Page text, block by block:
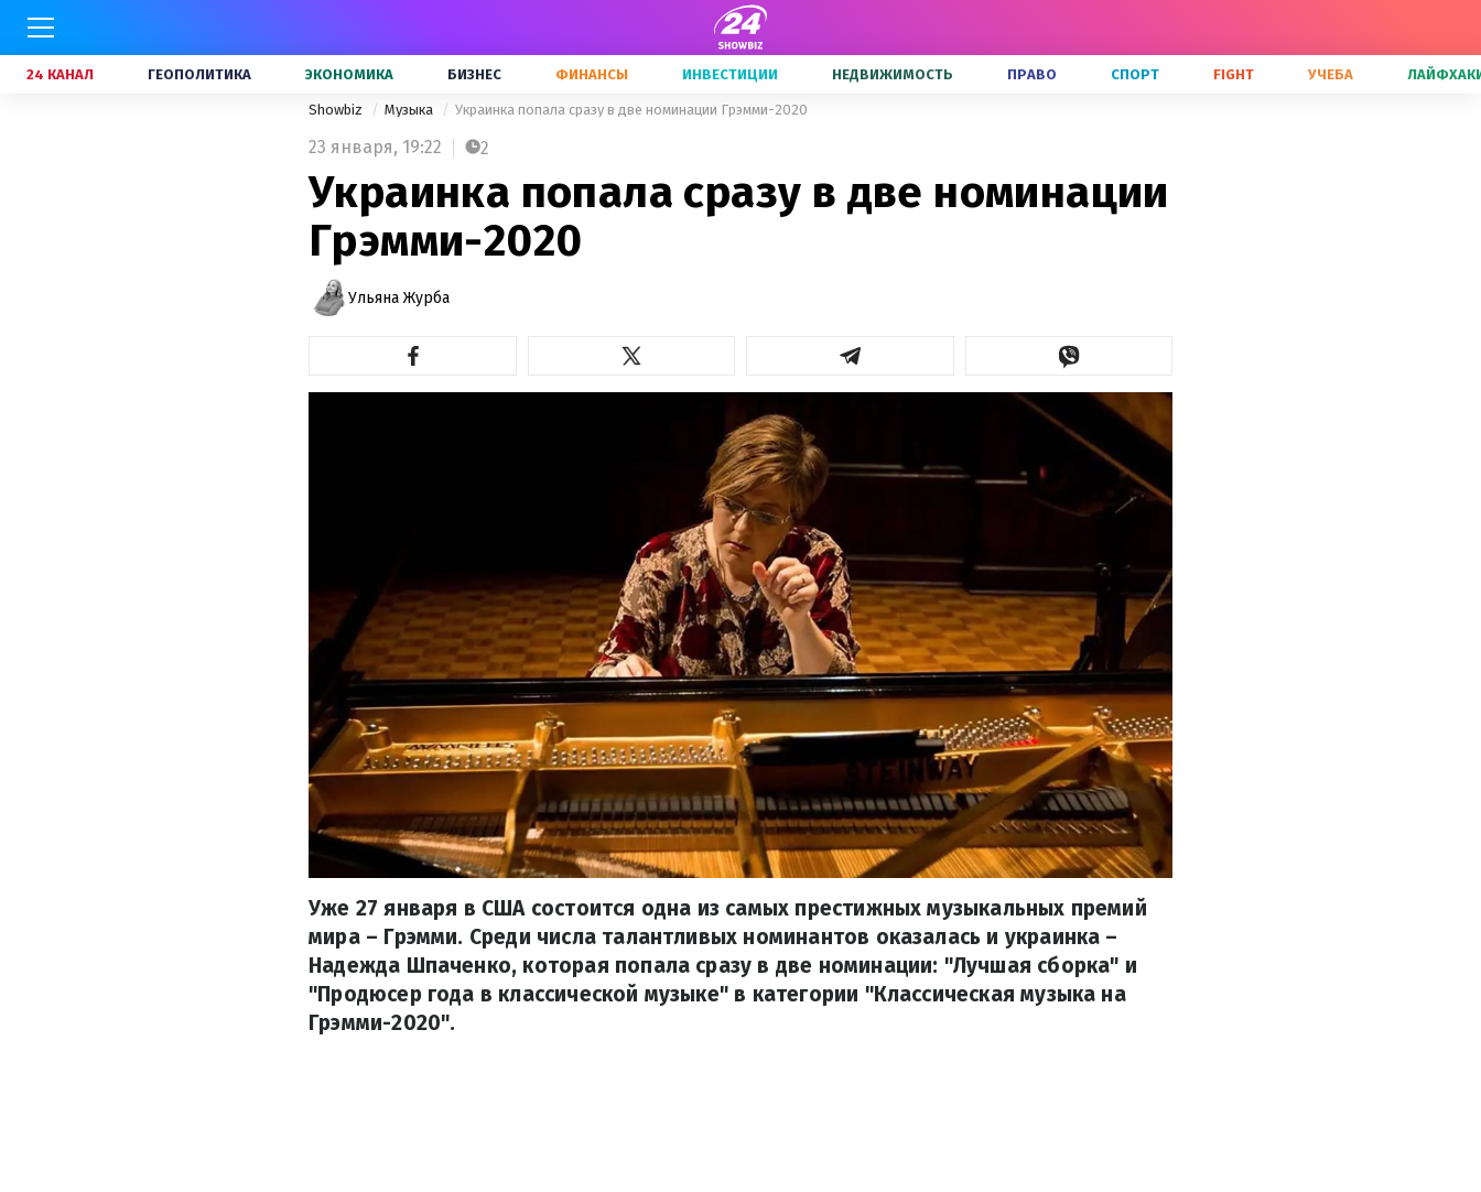
24 КАНАЛ ГЕОПОЛИТИКА ЭКОНОМИКА БИЗНЕС ФИНАНСЫ ИНВЕСТИЦИИ НЕДВИЖИМОСТЬ ПРАВО СПОРТ FIGHT УЧЕБА
Showbiz Музыка Украинка попала сразу в две номинации Грэмми-2020
23 января, 19:22 2
Украинка попала сразу в две номинации
Грэмми-2020
Ульяна Журба
Уже 27 января в США состоится одна из самых престижных музыкальных премий
мира – Грэмми. Среди числа талантливых номинантов оказалась и украинка –
Надежда Шпаченко, которая попала сразу в две номинации: "Лучшая сборка" и
"Продюсер года в классической музыке" в категории "Классическая музыка на
Грэмми-2020".